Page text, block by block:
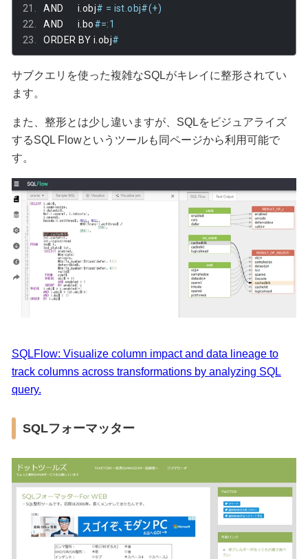
AND i obj# = ist .obj#(+)
AND
i bo#=:1
ORDER BY i obj#
サブクエリを使った複雑なSQLがキレイに整形されてい
ます。
また、整形とは少し違いますが、SQLをビジュアライズ
するSQL Flowというツールも同ページから利用可能で
す。
SQLFlow: Visualize column impact and data lineage to
track columns across transformations by analyzing SQL
query.
SQLフォーマッター